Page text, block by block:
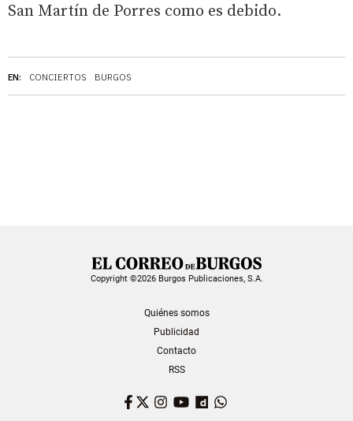
EN: CONCIERTOS BURGOS
San Martín de Porres como es debido.
Copyright ©2026 Burgos Publicaciones, S.A.
Quiénes somos
Publicidad
Contacto
RSS
Facebook
TwitterInstagram
YouTubeDailymotion